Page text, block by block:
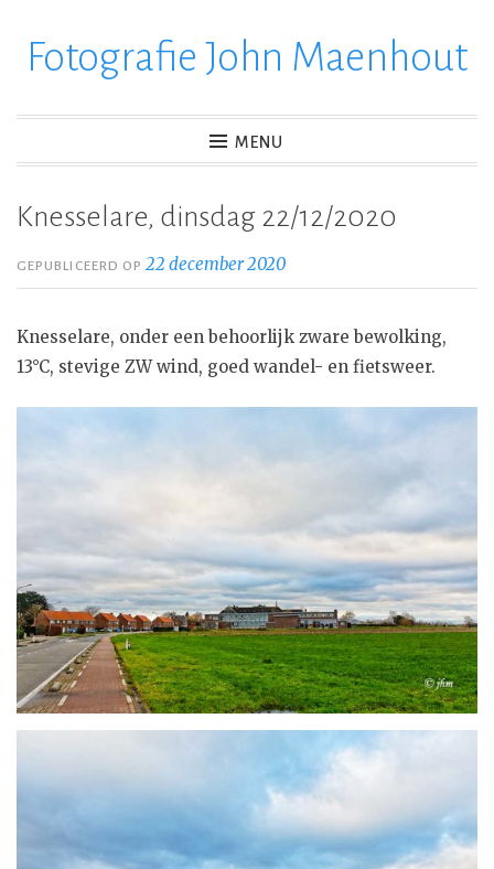
verderFotografie John Maenhout
MENU
Knesselare, dinsdag 22/12/2020
GEPUBLICEERD OP22 december 2020
Knesselare, onder een behoorlijk zware bewolking,
13°C, stevige ZW wind, goed wandel- en fietsweer.